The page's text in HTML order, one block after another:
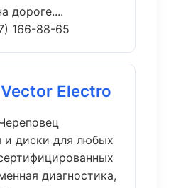
дороге....
166-88-65
Electro
диски для любых
диагностика,